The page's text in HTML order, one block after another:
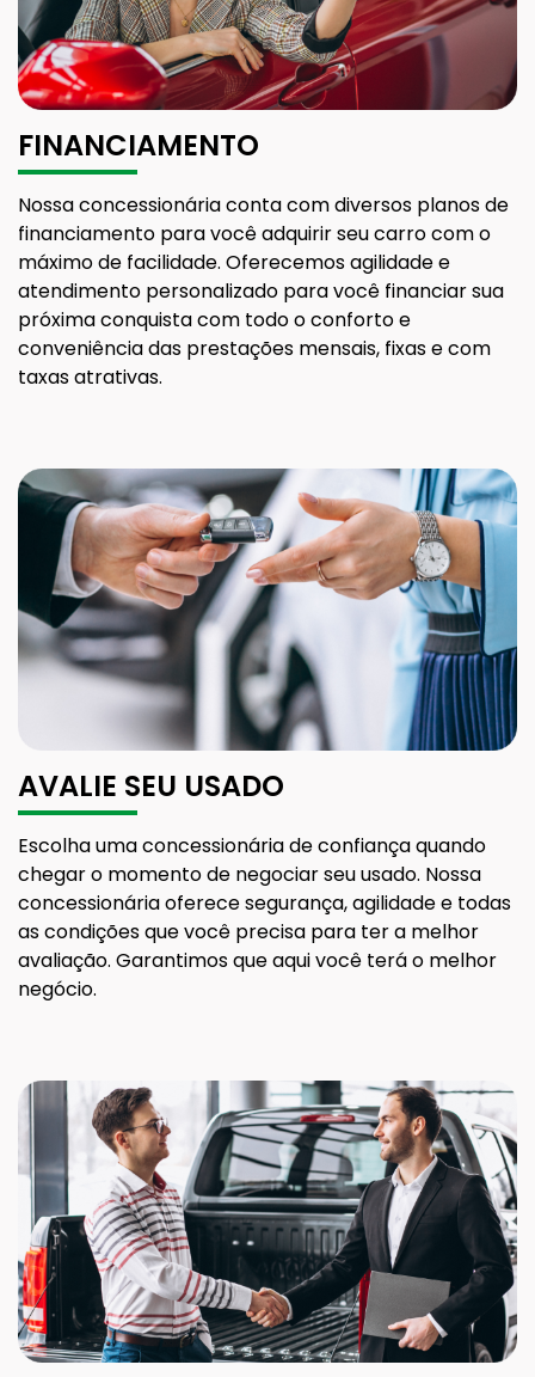
FINANCIAMENTO
Nossa concessionária conta com diversos planos de
financiamento para você adquirir seu carro com o
máximo de facilidade. Oferecemos agilidade e
atendimento personalizado para você financiar sua
próxima conquista com todo o conforto e
conveniência das prestações mensais, fixas e com
taxas atrativas.
AVALIE SEU USADO
Escolha uma concessionária de confiança quando
chegar o momento de negociar seu usado. Nossa
concessionária oferece segurança, agilidade e todas
as condições que você precisa para ter a melhor
avaliação. Garantimos que aqui você terá o melhor
negócio.